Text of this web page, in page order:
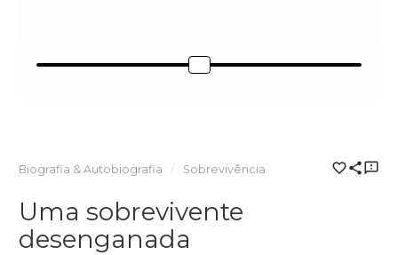
Biografia & Autobiografia Sobrevivência
Uma sobrevivente
desenganada